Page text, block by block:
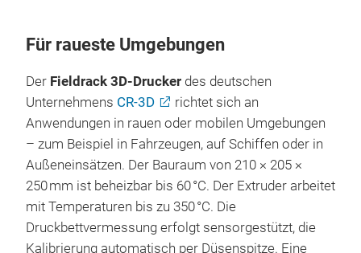
Für raueste Umgebungen
Der Fieldrack 3D-Drucker des deutschen
Unternehmens CR-3D
richtet sich an
Anwendungen in rauen oder mobilen Umgebungen
– zum Beispiel in Fahrzeugen, auf Schiffen oder in
Außeneinsätzen. Der Bauraum von 210 × 205 ×
250 mm ist beheizbar bis 60 °C. Der Extruder arbeitet
mit Temperaturen bis zu 350 °C. Die
Druckbettvermessung erfolgt sensorgestützt, die
Kalibrierung automatisch per Düsenspitze. Eine